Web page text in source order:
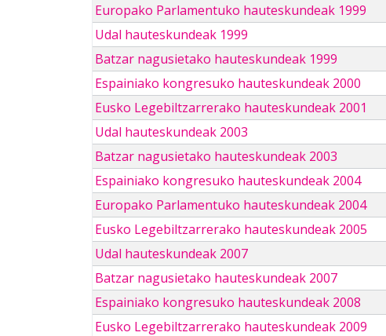
Europako Parlamentuko hauteskundeak 1999
Udal hauteskundeak 1999
Batzar nagusietako hauteskundeak 1999
Espainiako kongresuko hauteskundeak 2000
Eusko Legebiltzarrerako hauteskundeak 2001
Udal hauteskundeak 2003
Batzar nagusietako hauteskundeak 2003
Espainiako kongresuko hauteskundeak 2004
Europako Parlamentuko hauteskundeak 2004
Eusko Legebiltzarrerako hauteskundeak 2005
Udal hauteskundeak 2007
Batzar nagusietako hauteskundeak 2007
Espainiako kongresuko hauteskundeak 2008
Eusko Legebiltzarrerako hauteskundeak 2009